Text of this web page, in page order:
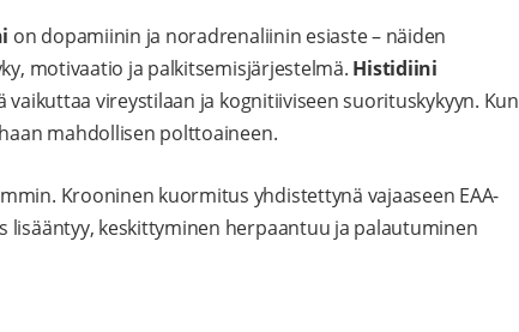
on dopamiinin ja noradrenaliinin esiaste – näiden
motivaatio ja palkitsemisjärjestelmä. Histidiini
vireystilaan ja kognitiiviseen suorituskykyyn. Kun
mahdollisen polttoaineen.
Krooninen kuormitus yhdistettynä vajaaseen EAA-
lisääntyy, keskittyminen herpaantuu ja palautuminen